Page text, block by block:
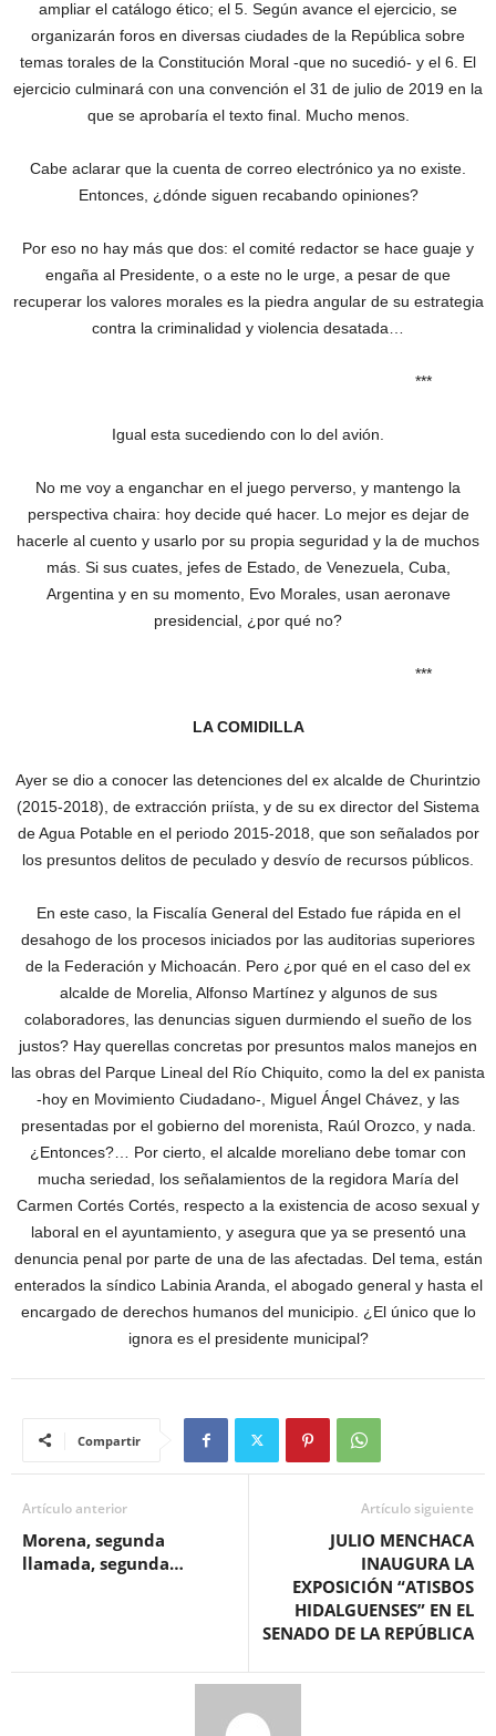
ampliar el catálogo ético; el 5. Según avance el ejercicio, se
organizarán foros en diversas ciudades de la República sobre
temas torales de la Constitución Moral -que no sucedió- y el 6. El
ejercicio culminará con una convención el 31 de julio de 2019 en la
que se aprobaría el texto final. Mucho menos.
Cabe aclarar que la cuenta de correo electrónico ya no existe.
Entonces, ¿dónde siguen recabando opiniones?
Por eso no hay más que dos: el comité redactor se hace guaje y
engaña al Presidente, o a este no le urge, a pesar de que
recuperar los valores morales es la piedra angular de su estrategia
contra la criminalidad y violencia desatada…
***
Igual esta sucediendo con lo del avión.
No me voy a enganchar en el juego perverso, y mantengo la
perspectiva chaira: hoy decide qué hacer. Lo mejor es dejar de
hacerle al cuento y usarlo por su propia seguridad y la de muchos
más. Si sus cuates, jefes de Estado, de Venezuela, Cuba,
Argentina y en su momento, Evo Morales, usan aeronave
presidencial, ¿por qué no?
***
LA COMIDILLA
Ayer se dio a conocer las detenciones del ex alcalde de Churintzio
(2015-2018), de extracción priísta, y de su ex director del Sistema
de Agua Potable en el periodo 2015-2018, que son señalados por
los presuntos delitos de peculado y desvío de recursos públicos.
En este caso, la Fiscalía General del Estado fue rápida en el
desahogo de los procesos iniciados por las auditorias superiores
de la Federación y Michoacán. Pero ¿por qué en el caso del ex
alcalde de Morelia, Alfonso Martínez y algunos de sus
colaboradores, las denuncias siguen durmiendo el sueño de los
justos? Hay querellas concretas por presuntos malos manejos en
las obras del Parque Lineal del Río Chiquito, como la del ex panista
-hoy en Movimiento Ciudadano-, Miguel Ángel Chávez, y las
presentadas por el gobierno del morenista, Raúl Orozco, y nada.
¿Entonces?… Por cierto, el alcalde moreliano debe tomar con
mucha seriedad, los señalamientos de la regidora María del
Carmen Cortés Cortés, respecto a la existencia de acoso sexual y
laboral en el ayuntamiento, y asegura que ya se presentó una
denuncia penal por parte de una de las afectadas. Del tema, están
enterados la síndico Labinia Aranda, el abogado general y hasta el
encargado de derechos humanos del municipio. ¿El único que lo
ignora es el presidente municipal?
Compartir
Artículo anterior
Morena, segunda
llamada, segunda…
Artículo siguiente
JULIO MENCHACA
INAUGURA LA
EXPOSICIÓN “ATISBOS
HIDALGUENSES” EN EL
SENADO DE LA REPÚBLICA